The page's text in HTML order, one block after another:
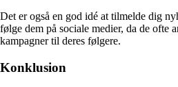
Det er også en god idé at tilmelde dig
følge dem på sociale medier, da de ofte
kampagner til deres følgere.
Konklusion